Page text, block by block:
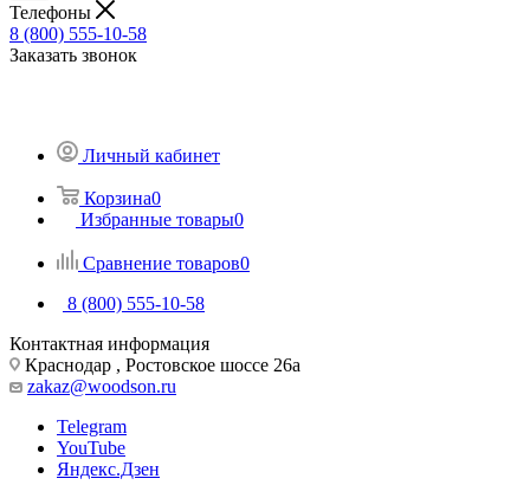
Телефоны
8 (800) 555-10-58
Заказать звонок
Личный кабинет
Корзина0
Избранные товары0
Сравнение товаров0
8 (800) 555-10-58
Контактная информация
Краснодар , Ростовское шоссе 26а
zakaz@woodson.ru
Telegram
YouTube
Яндекс.Дзен